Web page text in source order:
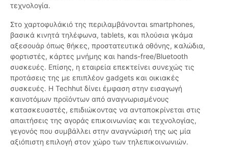
τεχνολογία.
Στο χαρτοφυλάκιό της περιλαμβάνονται smartphones,
βασικά κινητά τηλέφωνα, tablets, και πλούσια γκάμα
αξεσουάρ όπως θήκες, προστατευτικά οθόνης, καλώδια,
φορτιστές, κάρτες μνήμης και hands-free/Bluetooth
συσκευές. Επίσης, η εταιρεία επεκτείνει συνεχώς τις
προτάσεις της με επιπλέον gadgets και οικιακές
συσκευές. Η Techhut δίνει έμφαση στην εισαγωγή
καινοτόμων προϊόντων από αναγνωρισμένους
κατασκευαστές, επιδιώκοντας να ανταποκρίνεται στις
απαιτήσεις της αγοράς επικοινωνίας και τεχνολογίας,
γεγονός που συμβάλλει στην αναγνώρισή της ως μία
αξιόπιστη επιλογή στον χώρο των τηλεπικοινωνιών.